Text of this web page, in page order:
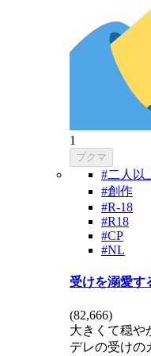
1
ブクマ
#二人以
#創作
#R-18
#R18
#CP
#NL
受けを溺愛す
(82,666)
大きくて穏や
デレの受けの